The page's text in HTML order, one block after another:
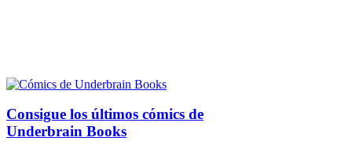
Consigue los últimos cómics de
Underbrain Books